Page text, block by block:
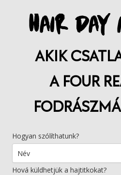
HAIR DAY
AKIK
A FOUR
Hogyan szólíthatunk?
Hová küldhetjük a hajtitkokat?